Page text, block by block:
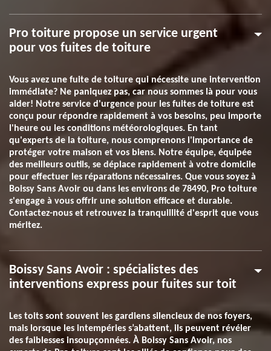
Pro toiture propose un service urgent
pour vos fuites de toiture
Vous avez une fuite de toiture qui nécessite une intervention
immédiate? Ne paniquez pas, car nous sommes là pour vous
aider! Notre service d'urgence pour les fuites de toiture est
conçu pour répondre rapidement à vos besoins, peu importe
l'heure ou les conditions météorologiques. En tant
qu'experts de la toiture, nous comprenons l'importance de
protéger votre maison et vos biens. Notre équipe, équipée
des meilleurs outils, se déplace rapidement à votre domicile
pour effectuer les réparations nécessaires. Que vous soyez à
Boissy Sans Avoir ou dans les environs de 78490, Pro toiture
s'engage à vous offrir une solution efficace et durable.
Contactez-nous et retrouvez la tranquillité d'esprit que vous
méritez.
Boissy Sans Avoir : spécialistes des
interventions express pour fuites sur toit
Les toits sont souvent les gardiens silencieux de nos foyers,
mais lorsque les intempéries s’abattent, ils peuvent révéler
des faiblesses insoupçonnées. À Boissy Sans Avoir, nos